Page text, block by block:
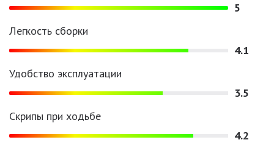
5
Легкость сборки
4.1
Удобство эксплуатации
3.5
Скрипы при ходьбе
4.2